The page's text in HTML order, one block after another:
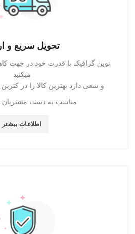
تحویل سریع و
نوین گرافیک با قدرت خود در جهت
میکنید
و سعی دارد بهترین کالا را در
مناسب به دست مشتریان
اطلاعات بیشتر